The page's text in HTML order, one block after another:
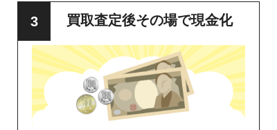
買取査定後その場で現金化